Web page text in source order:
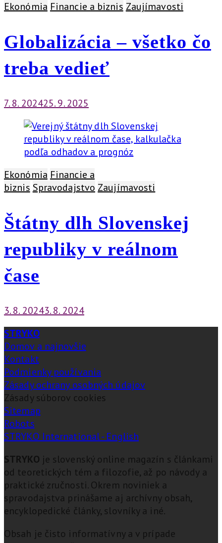
Ekonómia Financie a biznis Zaujímavosti
Globalizácia – všetko čo
treba vedieť
7. 8. 202425. 9. 2025
Ekonómia Financie a
biznis Spravodajstvo Zaujímavosti
Štátny dlh Slovenskej
republiky v reálnom
čase
3. 8. 20243. 8. 2024
STRYKO
Domov a najnovšie
Kontakt
Podmienky používania
Zásady ochrany osobných údajov
Zásady súborov cookies
Sitemap
Robots
STRYKO International - English
STRYKO je slovenský online magazín s článkami
od teoretických tém a filozofie, až po návody a
praktické zručnosti. Okrem noviniek a
spravodajstva prinášame aj archívny obsah,
encyklopedické články, slovníky a iné.
Obsah je čisto informatívny a v prípade